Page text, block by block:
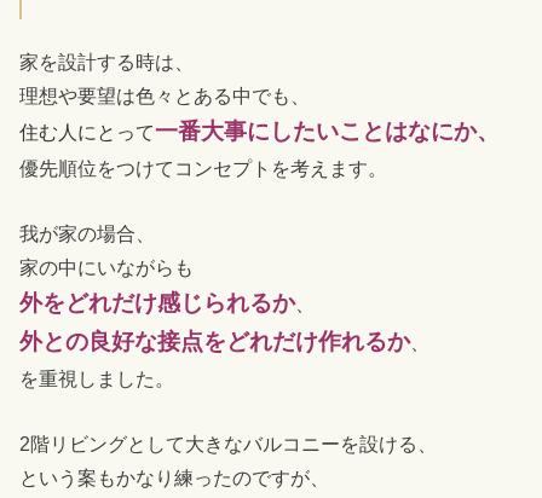
家を設計する時は、
理想や要望は色々とある中でも、
住む人にとって一番大事にしたいことはなにか、
優先順位をつけてコンセプトを考えます。
我が家の場合、
家の中にいながらも
外をどれだけ感じられるか、
外との良好な接点をどれだけ作れるか、
を重視しました。
2階リビングとして大きなバルコニーを設ける、
という案もかなり練ったのですが、